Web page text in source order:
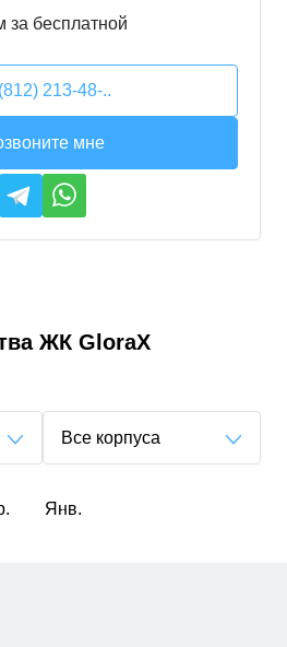
за бесплатной
213-48-..
мне
ЖК GloraX
Все корпуса
Янв.